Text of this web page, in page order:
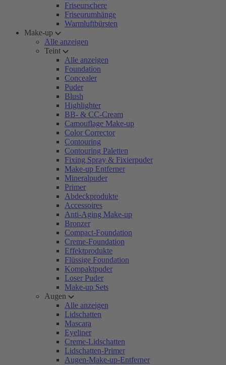
Friseurschere
Friseurumhänge
Warmluftbürsten
Make-up
Alle anzeigen
Teint
Alle anzeigen
Foundation
Concealer
Puder
Blush
Highlighter
BB- & CC-Cream
Camouflage Make-up
Color Corrector
Contouring
Contouring Paletten
Fixing Spray & Fixierpuder
Make-up Entferner
Mineralpuder
Primer
Abdeckprodukte
Accessoires
Anti-Aging Make-up
Bronzer
Compact-Foundation
Creme-Foundation
Effektprodukte
Flüssige Foundation
Kompaktpuder
Loser Puder
Make-up Sets
Augen
Alle anzeigen
Lidschatten
Mascara
Eyeliner
Creme-Lidschatten
Lidschatten-Primer
Augen-Make-up-Entferner